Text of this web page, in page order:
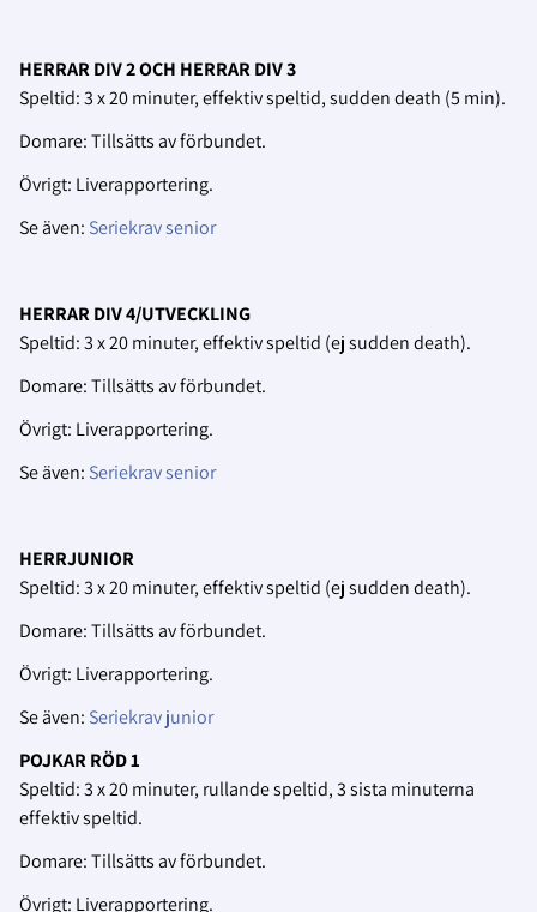
HERRAR DIV 2 OCH HERRAR DIV 3
Speltid: 3 x 20 minuter, effektiv speltid, sudden death (5 min).
Domare: Tillsätts av förbundet.
Övrigt: Liverapportering.
Se även: Seriekrav senior
HERRAR DIV 4/UTVECKLING
Speltid: 3 x 20 minuter, effektiv speltid (ej sudden death).
Domare: Tillsätts av förbundet.
Övrigt: Liverapportering.
Se även: Seriekrav senior
HERRJUNIOR
Speltid: 3 x 20 minuter, effektiv speltid (ej sudden death).
Domare: Tillsätts av förbundet.
Övrigt: Liverapportering.
Se även: Seriekrav junior
POJKAR RÖD 1
Speltid: 3 x 20 minuter, rullande speltid, 3 sista minuterna
effektiv speltid.
Domare: Tillsätts av förbundet.
Övrigt: Liverapportering.